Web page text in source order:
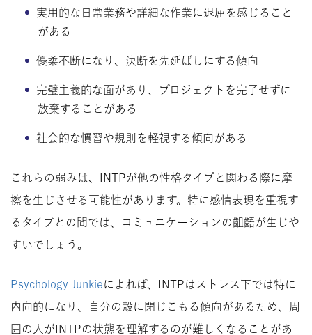
実用的な日常業務や詳細な作業に退屈を感じること
がある
優柔不断になり、決断を先延ばしにする傾向
完璧主義的な面があり、プロジェクトを完了せずに
放棄することがある
社会的な慣習や規則を軽視する傾向がある
これらの弱みは、INTPが他の性格タイプと関わる際に摩
擦を生じさせる可能性があります。特に感情表現を重視す
るタイプとの間では、コミュニケーションの齟齬が生じや
すいでしょう。
Psychology Junkieによれば、INTPはストレス下では特に
内向的になり、自分の殻に閉じこもる傾向があるため、周
囲の人がINTPの状態を理解するのが難しくなることがあ